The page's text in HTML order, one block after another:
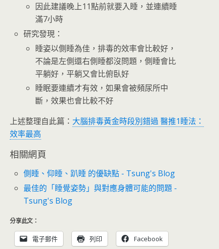
因此建議晚上11點前就要入睡，並連續睡
滿7小時
研究發現：
睡姿以側睡為佳，排毒的效率會比較好，
不論是左側還右側睡都沒問題，側睡會比
平躺好，平躺又會比俯臥好
睡眠要連續才有效，如果會被頻尿所中
斷，效果也會比較不好
上述整理自此篇： 大腦排毒黃金時段別錯過 醫推1睡法：
效率最高
相關網頁
側睡、仰睡、趴睡 的優缺點 - Tsung's Blog
最佳的「睡覺姿勢」與對應身體可能的問題 -
Tsung's Blog
分享此文：
電子郵件 列印 Facebook